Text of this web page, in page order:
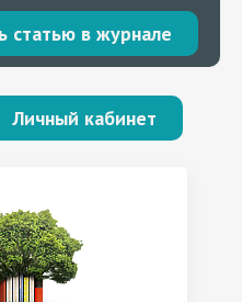
статью в журнале
Личный кабинет